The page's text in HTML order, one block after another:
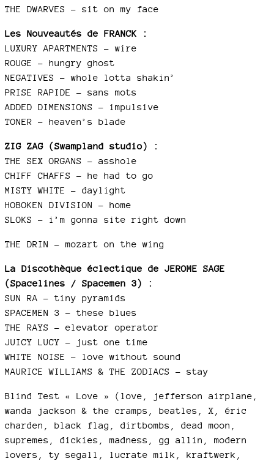
THE DWARVES – sit on my face
Les Nouveautés de FRANCK :
LUXURY APARTMENTS – wire
ROUGE – hungry ghost
NEGATIVES – whole lotta shakin’
PRISE RAPIDE – sans mots
ADDED DIMENSIONS – impulsive
TONER – heaven’s blade
ZIG ZAG (Swampland studio) :
THE SEX ORGANS – asshole
CHIFF CHAFFS – he had to go
MISTY WHITE – daylight
HOBOKEN DIVISION – home
SLOKS – i’m gonna site right down
THE DRIN – mozart on the wing
La Discothèque éclectique de JEROME SAGE
(Spacelines / Spacemen 3) :
SUN RA – tiny pyramids
SPACEMEN 3 – these blues
THE RAYS – elevator operator
JUICY LUCY – just one time
WHITE NOISE – love without sound
MAURICE WILLIAMS & THE ZODIACS - stay
Blind Test « Love » (love, jefferson airplane,
wanda jackson & the cramps, beatles, X, éric
charden, black flag, dirtbombs, dead moon,
supremes, dickies, madness, gg allin, modern
lovers, ty segall, lucrate milk, kraftwerk,